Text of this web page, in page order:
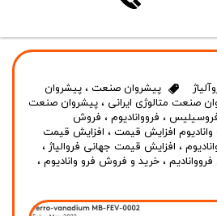
پیشروان صنعت ، پیشروان
صنعت متالوژی ایرانی ، پیشروان صنعت
، فرووانادیوم ، فروش
وانادیوم افزایش قیمت ، افزایش قیمت
، افزایش قیمت جهانی فروالیاژ ،
، خرید و فروش فرو وانادیوم ،